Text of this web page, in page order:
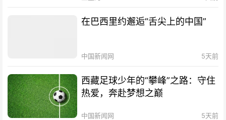
在巴西里约邂逅“舌尖上的中国”
中国新闻网 5天前
西藏足球少年的“攀峰”之路：守住
热爱，奔赴梦想之巅
中国新闻网 5天前